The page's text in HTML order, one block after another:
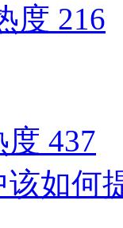
度 216
度 437
该如何